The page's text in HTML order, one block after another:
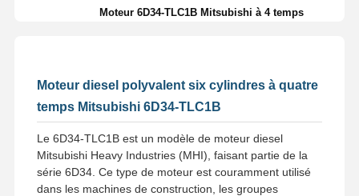
Moteur 6D34-TLC1B Mitsubishi à 4 temps
Moteur diesel polyvalent six cylindres à quatre
temps Mitsubishi 6D34-TLC1B
Le 6D34-TLC1B est un modèle de moteur diesel
Mitsubishi Heavy Industries (MHI), faisant partie de la
série 6D34. Ce type de moteur est couramment utilisé
dans les machines de construction, les groupes